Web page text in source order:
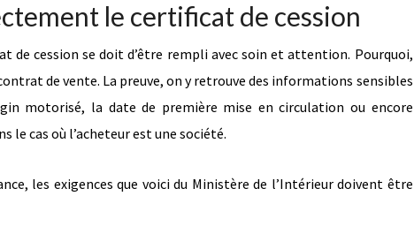
le certificat de cession
cession se doit d’être rempli avec soin et attention. Pourquoi,
de vente. La preuve, on y retrouve des informations sensibles
motorisé, la date de première mise en circulation ou encore
le cas où l’acheteur est une société.
les exigences que voici du Ministère de l’Intérieur doivent être